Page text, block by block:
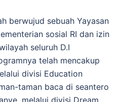
berwujud sebuah Yayasan
sosial RI dan izin
seluruh D.I
telah mencakup
divisi Education
taman baca di seantero
melalui divisi Dream